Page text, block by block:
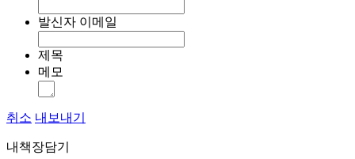
발신자 이메일
제목
메모
취소 내보내기
내책장담기